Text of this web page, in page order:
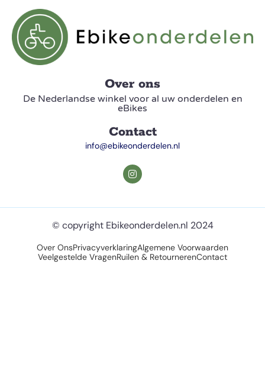
Over ons
De Nederlandse winkel voor al uw onderdelen en
eBikes
Contact
info@ebikeonderdelen.nl
© copyright Ebikeonderdelen.nl 2024
Over OnsPrivacyverklaringAlgemene Voorwaarden
Veelgestelde VragenRuilen & RetournerenContact